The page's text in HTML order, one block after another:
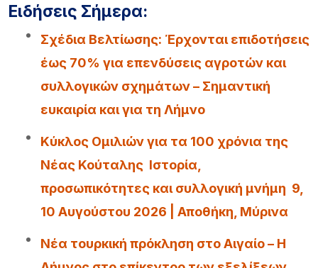
Ειδήσεις Σήμερα:
Σχέδια Βελτίωσης: Έρχονται επιδοτήσεις
έως 70% για επενδύσεις αγροτών και
συλλογικών σχημάτων – Σημαντική
ευκαιρία και για τη Λήμνο
Κύκλος Ομιλιών για τα 100 χρόνια της
Νέας Κούταλης Ιστορία,
προσωπικότητες και συλλογική μνήμη 9,
10 Αυγούστου 2026 | Αποθήκη, Μύρινα
Νέα τουρκική πρόκληση στο Αιγαίο – Η